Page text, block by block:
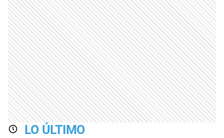
LO ÚLTIMO